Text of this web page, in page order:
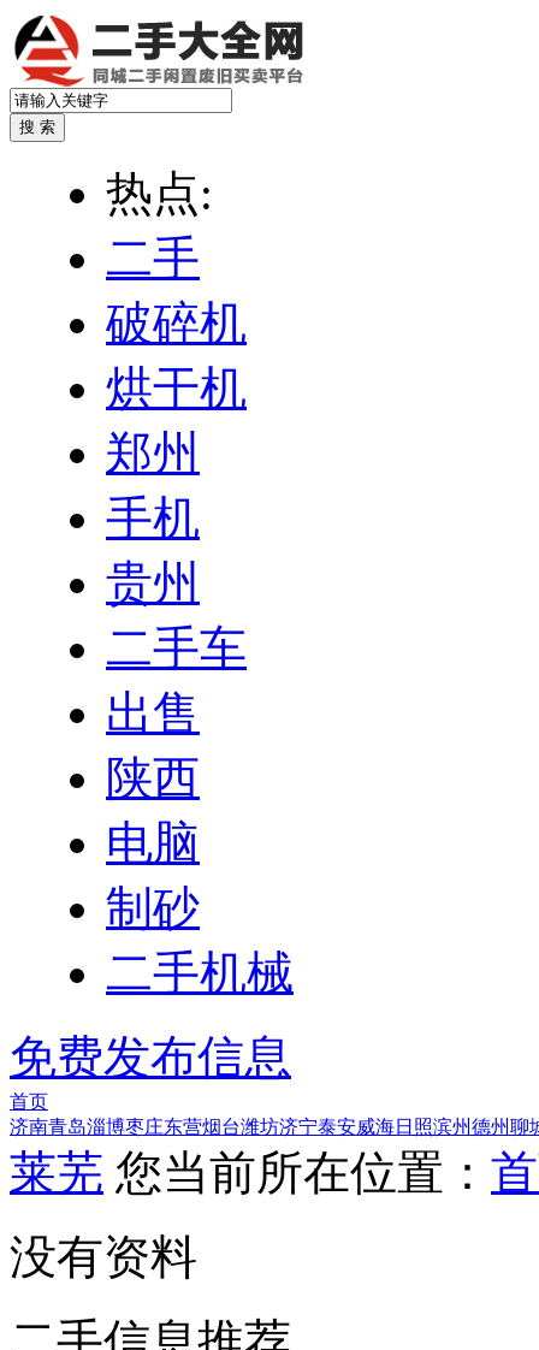
热点:
二手
破碎机
烘干机
郑州
手机
贵州
二手车
出售
陕西
电脑
制砂
二手机械
免费发布信息
首页
济南青岛淄博枣庄东营烟台潍坊济宁泰安威海日照滨州德州聊
莱芜 您当前所在位置：
没有资料